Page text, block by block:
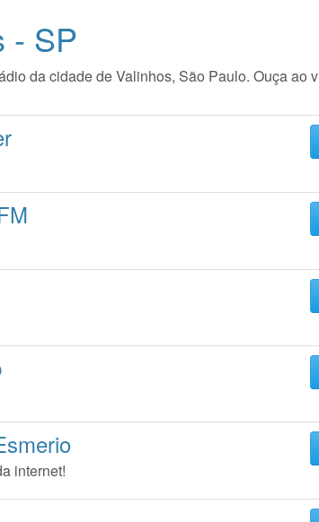
- SP
da cidade de Valinhos, São Paulo. Ouça ao
internet!